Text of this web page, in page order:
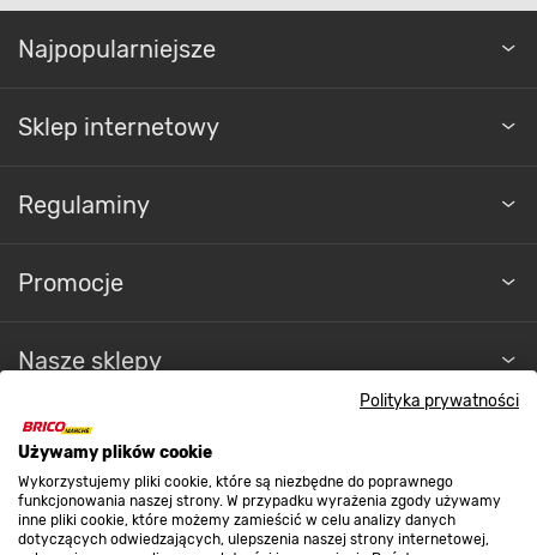
Polityka prywatności
Używamy plików cookie
Wykorzystujemy pliki cookie, które są niezbędne do poprawnego
funkcjonowania naszej strony. W przypadku wyrażenia zgody używamy
inne pliki cookie, które możemy zamieścić w celu analizy danych
dotyczących odwiedzających, ulepszenia naszej strony internetowej,
Najpopularniejsze
Sklep internetowy
Regulaminy
Promocje
Nasze sklepy
O nas
Kontakt do sklepu